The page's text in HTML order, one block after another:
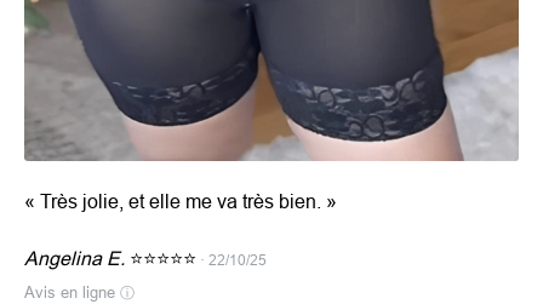
« Très jolie, et elle me va très bien. »
Angelina E. ⭐⭐⭐⭐⭐ · 22/10/25
Avis en ligne ⓘ